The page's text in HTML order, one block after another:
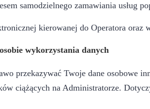
samodzielnego zamawiania usług
kierowanej do Operatora oraz
wykorzystania danych
przekazywać Twoje dane osobowe
ciążących na Administratorze.